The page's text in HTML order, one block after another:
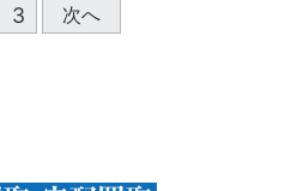
3 次へ